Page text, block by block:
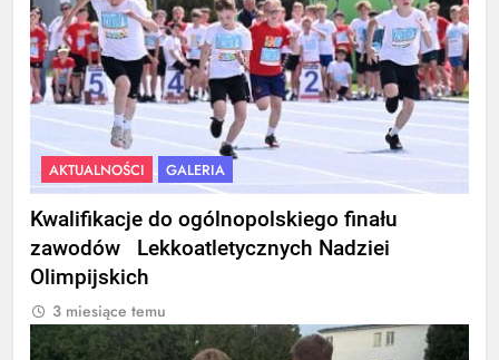
AKTUALNOŚCI GALERIA
Kwalifikacje do ogólnopolskiego finału
zawodów Lekkoatletycznych Nadziei
Olimpijskich
3 miesiące temu